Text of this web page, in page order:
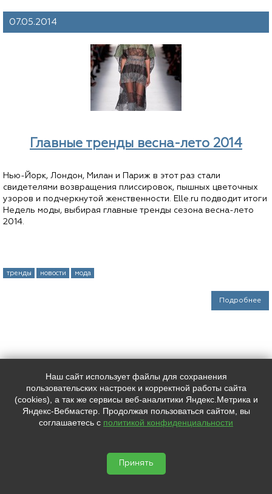
07.05.2014
Главные тренды весна-лето 2014
Нью-Йорк, Лондон, Милан и Париж в этот раз стали
свидетелями возвращения плиссировок, пышных цветочных
узоров и подчеркнутой женственности. Elle.ru подводит итоги
Недель моды, выбирая главные тренды сезона весна-лето
2014.
тренды новости мода
Подробнее
65438.pmview.ru © 2026
Наш адрес:
Индекс, Санкт-Петербург,
Лиговский пр. 228
Контакты:
+7 (812) 0000000
+7 ( 812) 0000000
support@placemark.ru
Мы в социальных сетях:
Наш сайт использует файлы для сохранения
пользовательских настроек и корректной работы сайта
(cookies), а так же сервисы веб-аналитики Яндекс.Метрика и
Яндекс-Вебмастер. Продолжая пользоваться сайтом, вы
соглашаетесь с политикой конфиденциальности
Принять